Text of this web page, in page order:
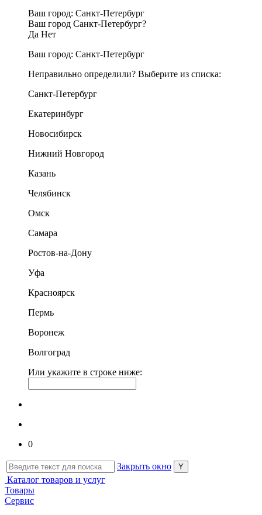
Ваш город: Санкт-Петербург
Ваш город Санкт-Петербург?
Да Нет
Ваш город: Санкт-Петербург
Неправильно определили? Выберите из списка:
Санкт-Петербург
Екатеринбург
Новосибирск
Нижний Новгород
Казань
Челябинск
Омск
Самара
Ростов-на-Дону
Уфа
Красноярск
Пермь
Воронеж
Волгоград
Или укажите в строке ниже:
0
Закрыть окно
Каталог товаров и услуг
Товары
Сервис